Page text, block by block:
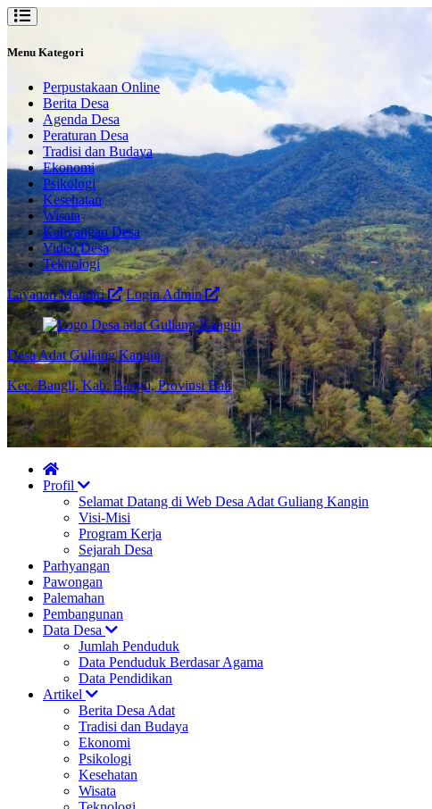
Menu Kategori
Perpustakaan Online
Berita Desa
Agenda Desa
Peraturan Desa
Tradisi dan Budaya
Ekonomi
Psikologi
Kesehatan
Wisata
Kahyangan Desa
Video Desa
Teknologi
Layanan Mandiri
Login Admin
Desa Adat Guliang Kangin
Kec. Bangli, Kab. Bangli, Provinsi Bali
Profil
Selamat Datang di Web Desa Adat Guliang Kangin
Visi-Misi
Program Kerja
Sejarah Desa
Parhyangan
Pawongan
Palemahan
Pembangunan
Data Desa
Jumlah Penduduk
Data Penduduk Berdasar Agama
Data Pendidikan
Artikel
Berita Desa Adat
Tradisi dan Budaya
Ekonomi
Psikologi
Kesehatan
Wisata